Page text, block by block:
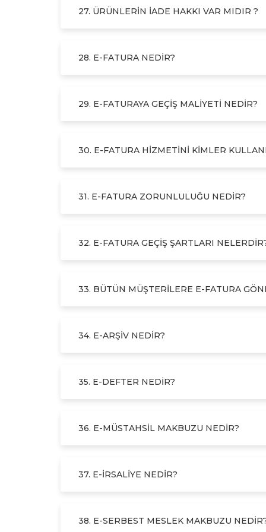
27. ÜRÜNLERIN IADE HAKKI VAR MIDIR ?
28. E-FATURA NEDIR?
29. E-FATURAYA GEÇIŞ MALIYETI NEDIR?
30. E-FATURA HIZMETINI KIMLER
31. E-FATURA ZORUNLULUĞU NEDIR?
32. E-FATURA GEÇIŞ ŞARTLARI
33. BÜTÜN MÜŞTERILERE E-FATURA
34. E-ARŞIV NEDIR?
35. E-DEFTER NEDIR?
36. E-MÜSTAHSIL MAKBUZU NEDIR?
37. E-İRSALIYE NEDIR?
38. E-SERBEST MESLEK MAKBUZU